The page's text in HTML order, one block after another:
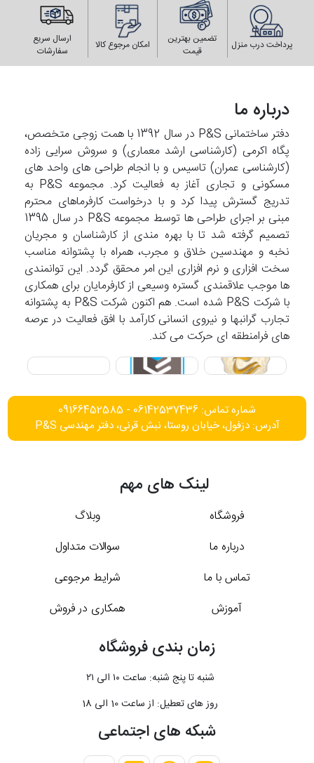
پرداخت درب منزل
تضمین بهترین
قیمت
امکان مرجوع کالا
ارسال سریع
سفارشات
درباره ما
دفتر ساختمانی P&S در سال 1392 با همت زوجی متخصص،
پگاه اکرمی (کارشناسی ارشد معماری) و سروش سرایی زاده
(کارشناسی عمران) تاسیس و با انجام طراحی های واحد های
مسکونی و تجاری آغاز به فعالیت کرد. مجموعه P&S به
تدریج گسترش پیدا کرد و با درخواست کارفرماهای محترم
مبنی بر اجرای طراحی ها توسط مجموعه P&S در سال 1395
تصمیم گرفته شد تا با بهره مندی از کارشناسان و مجریان
نخبه و مهندسین خلاق و مجرب، همراه با پشتوانه مناسب
سخت افزاری و نرم افزاری این امر محقق گردد. این توانمندی
ها موجب علاقمندی گستره وسیعی از کارفرمایان برای همکاری
با شرکت P&S شده است. هم اکنون شرکت P&S به پشتوانه
تجارب گرانبها و نیروی انسانی کارآمد با افق فعالیت در عرصه
های فرامنطقه ای حرکت می کند.
شماره تماس: 06142537436 - 09166452585
آدرس: دزفول، خیابان روستا، نبش قرنی، دفتر مهندسی P&S
لینک های مهم
فروشگاه
وبلاگ
درباره ما
سوالات متداول
تماس با ما
شرایط مرجوعی
آموزش
همکاری در فروش
زمان بندی فروشگاه
شنبه تا پنج شنبه: ساعت ۱۰ الی ۲۱
روز های تعطیل: از ساعت 10 الی 18
شبکه های اجتماعی